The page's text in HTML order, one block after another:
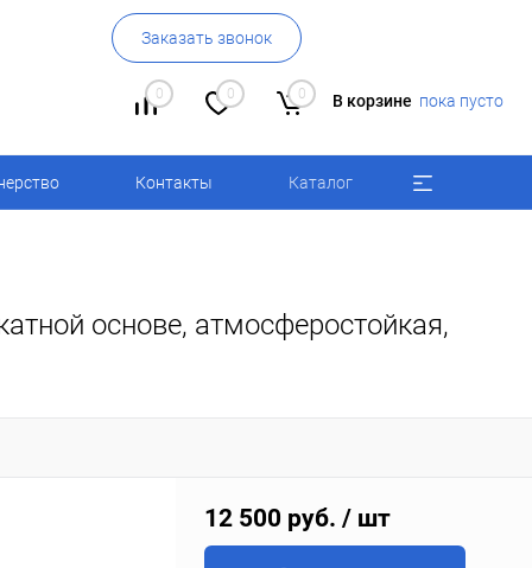
Заказать звонок
0 0 0 В корзине пока пусто
Контакты Каталог
основе, атмосферостойкая,
12 500 руб. / шт